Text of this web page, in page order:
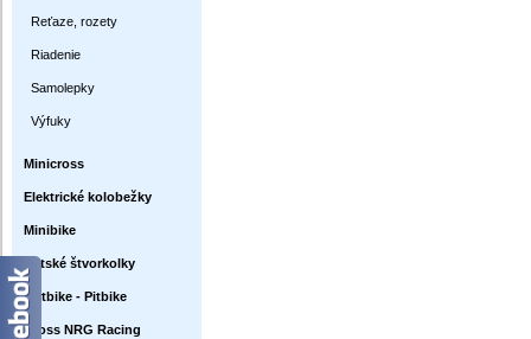
Reťaze, rozety
Riadenie
Samolepky
Výfuky
Minicross
Elektrické kolobežky
Minibike
Detské štvorkolky
Dirtbike - Pitbike
Cross NRG Racing